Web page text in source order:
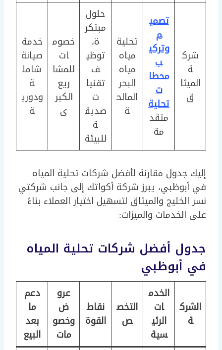
شرك
ة
الميثا
ق
تصمي
م
وتركي
ب
محطا
ت
تحلية
متقد
مة
تحلية
مياه
مياه
البحر
المالح
ة
حلول
مبتكر
ة،
توظي
ف
تقنيا
ت
صديق
ة
للبيئة
خصوم
ات
للمشا
ريع
الكبر
ى
خدمة
صيانة
شامل
ة
ودوري
ة
إليك جدول مقارنة لأفضل شركات تحلية المياه
في أبوظبي، يبرز شركة أكواتك إلى جانب شركتي
نسر الخليج والميثاق لتسهيل اختيار العملاء بناءً
على الخدمات والميزات:
جدول أفضل شركات تحلية المياه
في أبوظبي
الشرك
ة
الخدم
ات
الرئي
سية
التخص
ص
نقاط
القوة
عرو
ض
وخصو
مات
دعم
ما
بعد
البيع